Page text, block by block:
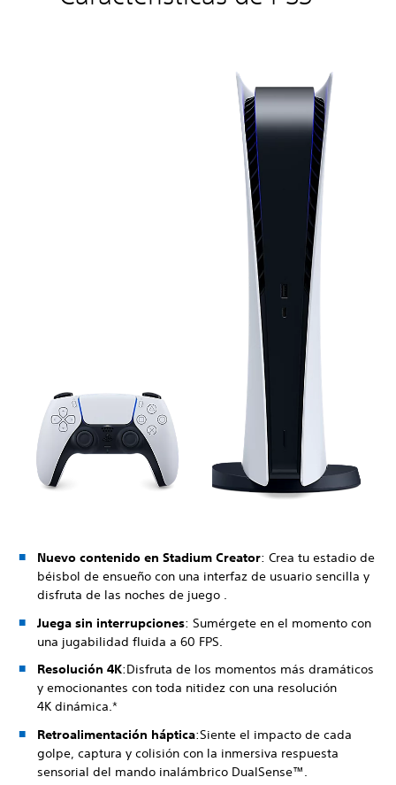
Nuevo contenido en Stadium Creator: Crea tu estadio de
béisbol de ensueño con una interfaz de usuario sencilla y
disfruta de las noches de juego .
Juega sin interrupciones: Sumérgete en el momento con
una jugabilidad fluida a 60 FPS.
Resolución 4K:Disfruta de los momentos más dramáticos
y emocionantes con toda nitidez con una resolución
4K dinámica.*
Retroalimentación háptica:Siente el impacto de cada
golpe, captura y colisión con la inmersiva respuesta
sensorial del mando inalámbrico DualSense™.